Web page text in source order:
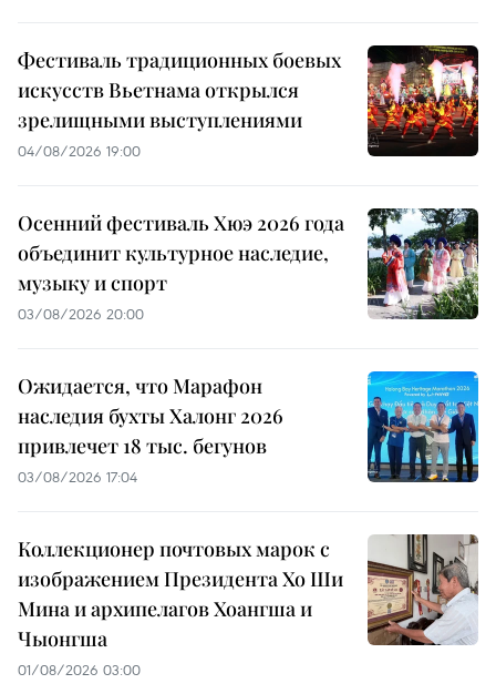
Фестиваль традиционных боевых
искусств Вьетнама открылся
зрелищными выступлениями
04/08/2026 19:00
Осенний фестиваль Хюэ 2026 года
объединит культурное наследие,
музыку и спорт
03/08/2026 20:00
Ожидается, что Марафон
наследия бухты Халонг 2026
привлечет 18 тыс. бегунов
03/08/2026 17:04
Коллекционер почтовых марок с
изображением Президента Хо Ши
Мина и архипелагов Хоангша и
Чыонгша
01/08/2026 03:00